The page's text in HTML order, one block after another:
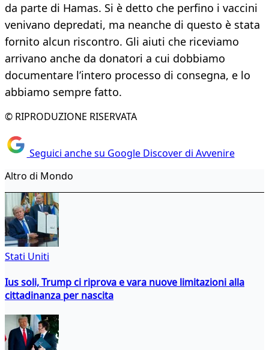
da parte di Hamas. Si è detto che perfino i vaccini
venivano depredati, ma neanche di questo è stata
fornito alcun riscontro. Gli aiuti che riceviamo
arrivano anche da donatori a cui dobbiamo
documentare l’intero processo di consegna, e lo
abbiamo sempre fatto.
© RIPRODUZIONE RISERVATA
Seguici anche su Google Discover di Avvenire
Altro di Mondo
Stati Uniti
Ius soli, Trump ci riprova e vara nuove limitazioni alla
cittadinanza per nascita